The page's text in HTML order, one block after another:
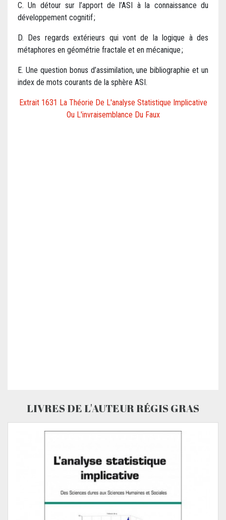
C. Un détour sur l’apport de l’ASI à la connaissance du
développement cognitif ;
D. Des regards extérieurs qui vont de la logique à des
métaphores en géométrie fractale et en mécanique ;
E. Une question bonus d’assimilation, une bibliographie et un
index de mots courants de la sphère ASI.
Extrait 1631 La Théorie De L'analyse Statistique Implicative
Ou L'invraisemblance Du Faux
LIVRES DE L'AUTEUR RÉGIS GRAS